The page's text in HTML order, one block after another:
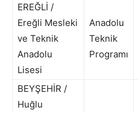
EREĞLİ /
Ereğli Mesleki
ve Teknik
Anadolu
Lisesi
Anadolu
Teknik
Programı
BEYŞEHİR /
Huğlu